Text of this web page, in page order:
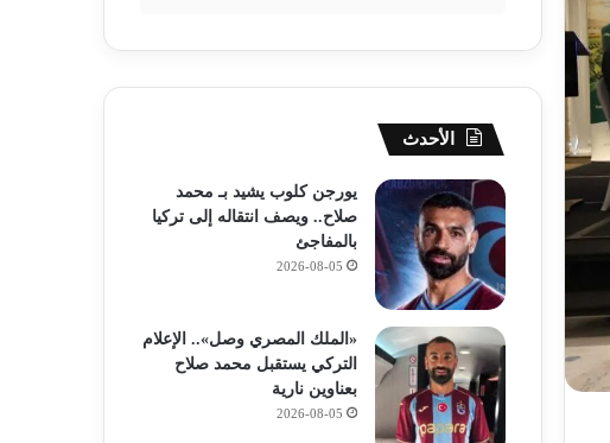
الأحدث
يورجن كلوب يشيد بـ محمد
صلاح.. ويصف انتقاله إلى تركيا
بالمفاجئ
2026-08-05
«الملك المصري وصل».. الإعلام
التركي يستقبل محمد صلاح
بعناوين نارية
2026-08-05